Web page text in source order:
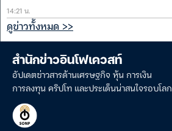
14:21 น.
ดูข่าวทั้งหมด >>
สำนักข่าวอินโฟเควสท์
อัปเดตข่าวสารด้านเศรษฐกิจ หุ้น การเงิน
การลงทุน คริปโท และประเด็นน่าสนใจรอบโลก